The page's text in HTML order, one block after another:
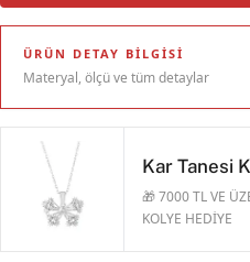
ÜRÜN DETAY BILGISI
Materyal, ölçü ve tüm detaylar
Kar Tanesi
🎁 7000 TL VE
KOLYE HEDİYE